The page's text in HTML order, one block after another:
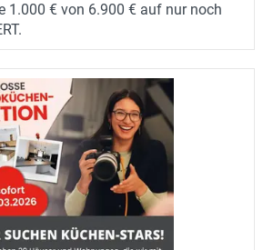
1.000 € von 6.900 € auf nur noch